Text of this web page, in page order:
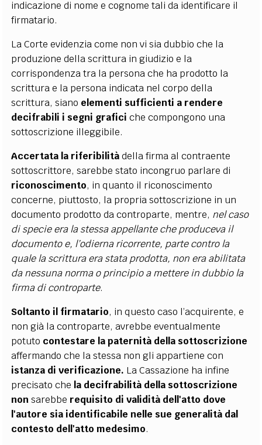
indicazione di nome e cognome tali da identificare il
firmatario.
La Corte evidenzia come non vi sia dubbio che la
produzione della scrittura in giudizio e la
corrispondenza tra la persona che ha prodotto la
scrittura e la persona indicata nel corpo della
scrittura, siano elementi sufficienti a rendere
decifrabili i segni grafici che compongono una
sottoscrizione illeggibile.
Accertata la riferibilitàdella firma al contraente
sottoscrittore, sarebbe stato incongruo parlare di
riconoscimento, in quanto il riconoscimento
concerne, piuttosto, la propria sottoscrizione in un
documento prodotto da controparte, mentre, nel caso
di specie era la stessa appellante che produceva il
documento e, l’odierna ricorrente, parte contro la
quale la scrittura era stata prodotta, non era abilitata
da nessuna norma o principio a mettere in dubbio la
firma di controparte.
Soltanto il firmatario, in questo caso l’acquirente, e
non già la controparte, avrebbe eventualmente
potuto contestare la paternità della sottoscrizione
affermando che la stessa non gli appartiene con
istanza di verificazione. La Cassazione ha infine
precisato che la decifrabilità della sottoscrizione
nonsarebbe requisito di validità dell'atto dove
l'autore sia identificabile nelle sue generalità dal
contesto dell'atto medesimo.